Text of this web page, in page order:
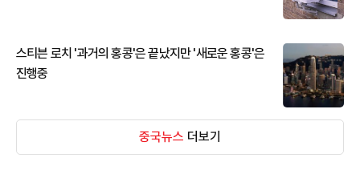
스티븐 로치 '과거의 홍콩'은 끝났지만 '새로운 홍콩'은
진행중
중국뉴스 더보기